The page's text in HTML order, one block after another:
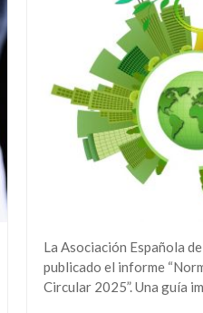
La Asociación Española
publicado el informe
Circular 2025”. Una guía